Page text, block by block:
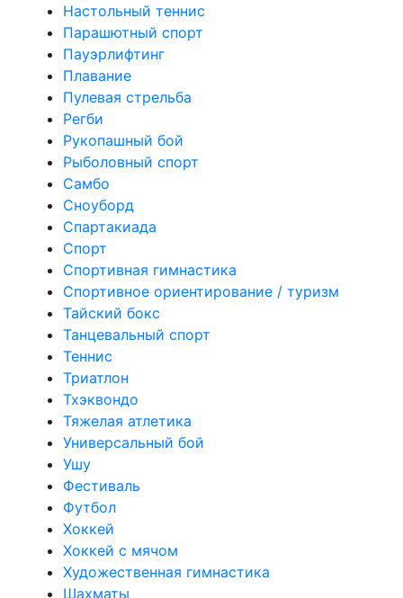
Настольный теннис
Парашютный спорт
Пауэрлифтинг
Плавание
Пулевая стрельба
Регби
Рукопашный бой
Рыболовный спорт
Самбо
Сноуборд
Спартакиада
Спорт
Спортивная гимнастика
Спортивное ориентирование / туризм
Тайский бокс
Танцевальный спорт
Теннис
Триатлон
Тхэквондо
Тяжелая атлетика
Универсальный бой
Ушу
Фестиваль
Футбол
Хоккей
Хоккей с мячом
Художественная гимнастика
Шахматы